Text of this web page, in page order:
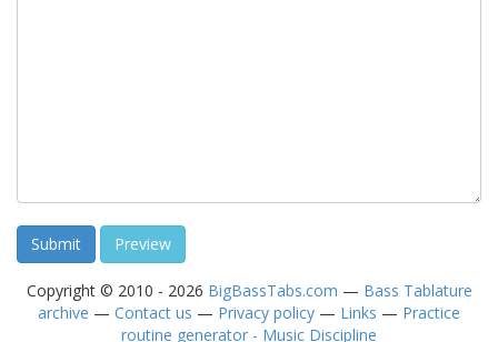
Copyright © 2010 - 2026 BigBassTabs.com — Bass Tablature
archive — Contact us — Privacy policy — Links — Practice
routine generator - Music Discipline